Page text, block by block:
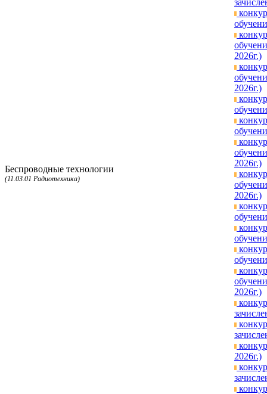
Беспроводные технологии
(11.03.01 Радиотехника)
2026г.)
2026г.)
2026г.)
2026г.)
2026г.)
2026г.)